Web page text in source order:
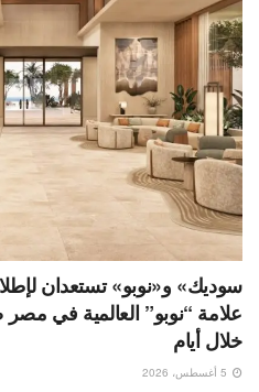
سوديك» و«نوبو» تستعدان
علامة “نوبو” العالمية في
خلال أيام